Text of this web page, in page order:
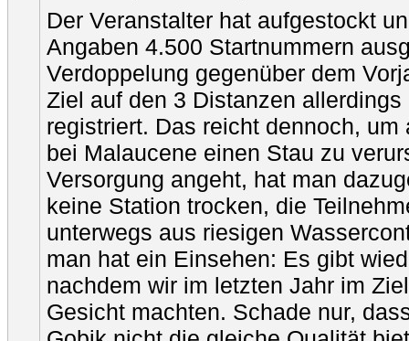
Der Veranstalter hat aufgestockt
Angaben 4.500 Startnummern
Verdoppelung gegenüber dem
Ziel auf den 3 Distanzen
registriert. Das reicht dennoch,
bei Malaucene einen Stau zu
Versorgung angeht, hat man
keine Station trocken, die
unterwegs aus riesigen
man hat ein Einsehen: Es gibt
nachdem wir im letzten Jahr im
Gesicht machten. Schade nur,